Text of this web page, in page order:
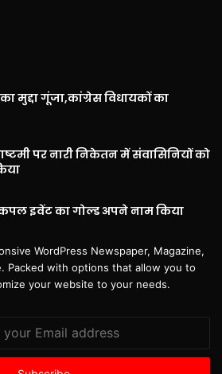
मुद्दा गूंजा,कांग्रेस विधायकों का
पर नारी निकेतन में संवासिनियों को
इवेंट का गोल्ड अपने नाम किया
WordPress Newspaper, Magazine,
Packed with options that allow you to
your website to your needs.